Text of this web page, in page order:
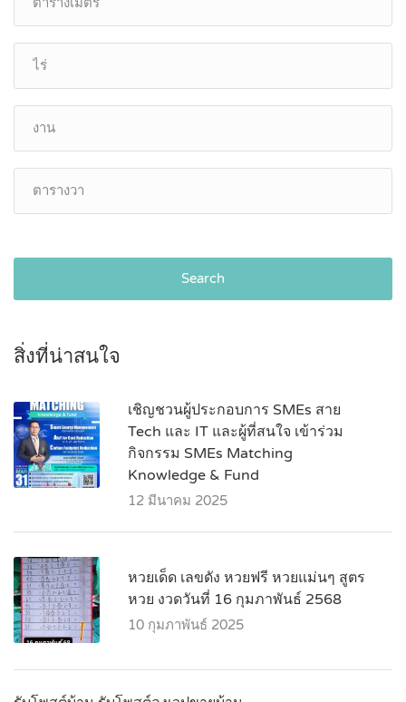
Search
สิ่งที่น่าสนใจ
เชิญชวนผู้ประกอบการ SMEs สาย
Tech และ IT และผู้ที่สนใจ เข้าร่วม
กิจกรรม SMEs Matching
Knowledge & Fund
12 มีนาคม 2025
หวยเด็ด เลขดัง หวยฟรี หวยแม่นๆ สูตร
หวย งวดวันที่ 16 กุมภาพันธ์ 2568
10 กุมภาพันธ์ 2025